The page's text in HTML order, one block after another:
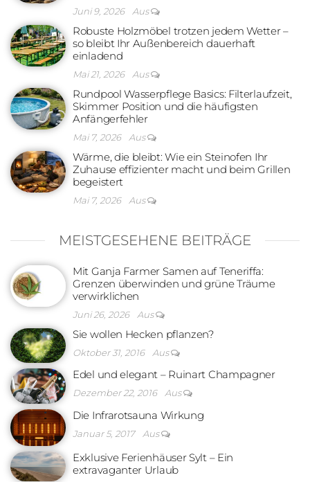
Juni 9, 2026 Aus
Robuste Holzmöbel trotzen jedem Wetter –
so bleibt Ihr Außenbereich dauerhaft
einladend
Mai 21, 2026 Aus
Rundpool Wasserpflege Basics: Filterlaufzeit,
Skimmer Position und die häufigsten
Anfängerfehler
Mai 7, 2026 Aus
Wärme, die bleibt: Wie ein Steinofen Ihr
Zuhause effizienter macht und beim Grillen
begeistert
Mai 7, 2026 Aus
MEISTGESEHENE BEITRÄGE
Mit Ganja Farmer Samen auf Teneriffa:
Grenzen überwinden und grüne Träume
verwirklichen
Juni 26, 2026 Aus
Sie wollen Hecken pflanzen?
Oktober 31, 2016 Aus
Edel und elegant – Ruinart Champagner
Dezember 22, 2016 Aus
Die Infrarotsauna Wirkung
Januar 5, 2017 Aus
Exklusive Ferienhäuser Sylt – Ein
extravaganter Urlaub